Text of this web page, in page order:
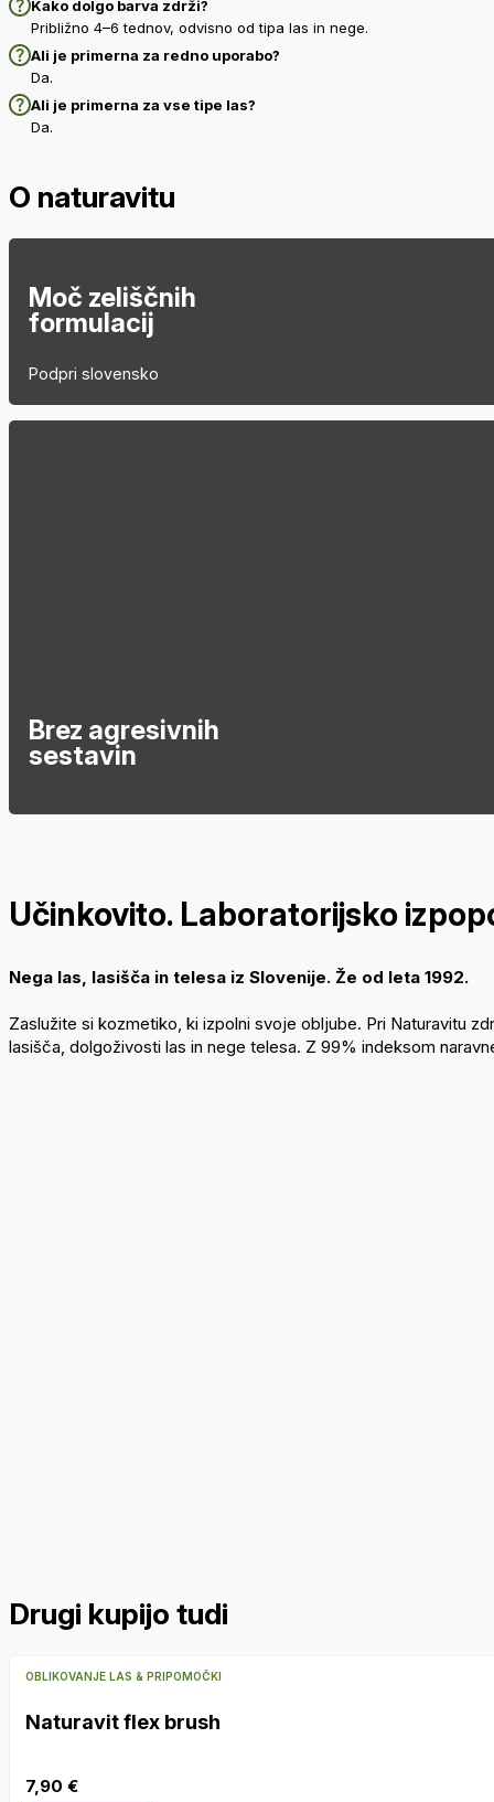
Kako dolgo barva zdrži?
Približno 4–6 tednov, odvisno od tipa las in nege.
Ali je primerna za redno uporabo?
Da.
Ali je primerna za vse tipe las?
Da.
O naturavitu
Moč zeliščnih
formulacij
Podpri slovensko
Brez agresivnih
sestavin
Učinkovito. Laboratorijsko
Nega las, lasišča in telesa iz Slovenije. Že od leta 1992.
Zaslužite si kozmetiko, ki izpolni svoje obljube. Pri Naturavitu
lasišča, dolgoživosti las in nege telesa. Z 99% indeksom
Drugi kupijo tudi
OBLIKOVANJE LAS & PRIPOMOČKI
Naturavit flex brush
7,90 €